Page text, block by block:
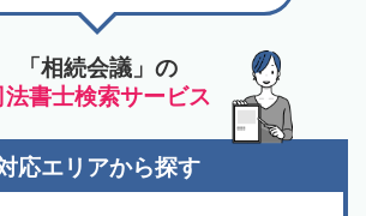
「相続会議」の
法書士検索サービス
応エリアから探す